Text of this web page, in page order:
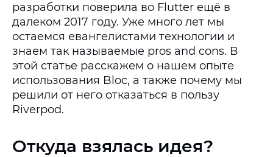
разработки поверила во Flutter ещё в
далеком 2017 году. Уже много лет мы
остаемся евангелистами технологии и
знаем так называемые pros and cons. В
этой статье расскажем о нашем опыте
использования Bloc, а также почему мы
решили от него отказаться в пользу
Riverpod.
Откуда взялась идея?